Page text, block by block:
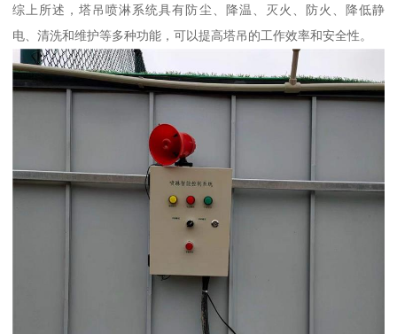
综上所述，塔吊喷淋系统具有防尘、降温、灭火、防火、降低静
电、清洗和维护等多种功能，可以提高塔吊的工作效率和安全性。